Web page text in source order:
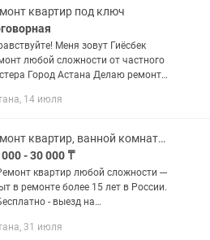
квартир под ключ
Меня зовут Гиёсбек
любой сложности от частного
Астана Делаю ремонт
и отделку помещений любого
14 июля
Ремонт квартир, ванной комнаты, квартир и домов ,под ключ.Без ПОСРЕДНИКОВ
- 30 000 ₸
квартир любой сложности ---
в ремонте более 15 лет в России.
- выезд на
--- Предоставляю фото отчет по
31 июля